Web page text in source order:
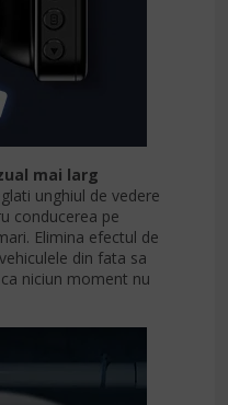
mai larg
unghiul de vedere
conducerea pe
Elimina efectul de
din fata sa
niciun moment nu